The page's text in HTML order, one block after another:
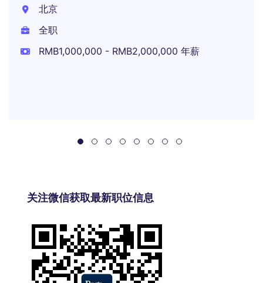
北京
全职
RMB1,000,000 - RMB2,000,000 年薪
关注微信获取最新职位信息